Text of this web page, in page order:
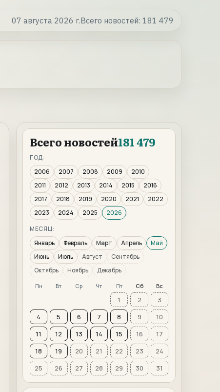
07 августа 2026 г.Всего новостей: 181 479
Всего новостей181 479
ГОД:
2006
2007 2008 2009
2010
2011
2012 2013 2014 2015
2016
2017
2018 2019 2020 2021
2022
2023
2024 2025
2026
МЕСЯЦ:
Январь
Февраль Март Апрель
Май
Июнь
Июль Август
Сентябрь
Октябрь
Ноябрь Декабрь
Пн Вт Ср Чт Пт Сб Вс
1 2
3
4
5 6 7 8 9
10
11
12 13 14 15 16
17
18
19 20 21 22 23
24
25
26 27 28 29 30 31